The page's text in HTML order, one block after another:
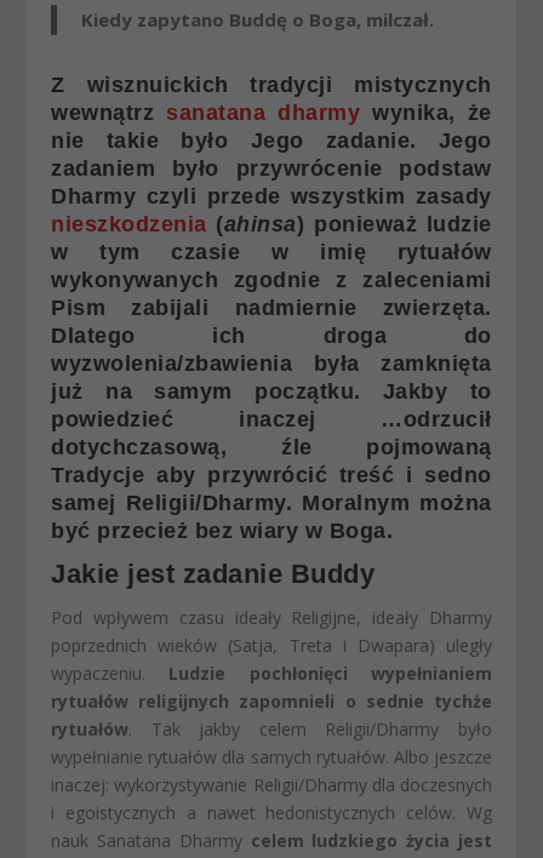
Kiedy zapytano Buddę o Boga, milczał.
Z wisznuickich tradycji mistycznych
wewnątrz sanatana dharmy wynika, że
nie takie było Jego zadanie. Jego
zadaniem było przywrócenie podstaw
Dharmy czyli przede wszystkim zasady
nieszkodzenia (ahinsa) ponieważ ludzie
w tym czasie w imię rytuałów
wykonywanych zgodnie z zaleceniami
Pism zabijali nadmiernie zwierzęta.
Dlatego ich droga do
wyzwolenia/zbawienia była zamknięta
już na samym początku. Jakby to
powiedzieć inaczej …odrzucił
dotychczasową, źle pojmowaną
Tradycje aby przywrócić treść i sedno
samej Religii/Dharmy. Moralnym można
być przecież bez wiary w Boga.
Jakie jest zadanie Buddy
Pod wpływem czasu ideały Religijne, ideały Dharmy
poprzednich wieków (Satja, Treta i Dwapara) uległy
wypaczeniu. Ludzie pochłonięci wypełnianiem
rytuałów religijnych zapomnieli o sednie tychże
rytuałów. Tak jakby celem Religii/Dharmy było
wypełnianie rytuałów dla samych rytuałów. Albo jeszcze
inaczej: wykorzystywanie Religii/Dharmy dla doczesnych
i egoistycznych a nawet hedonistycznych celów. Wg
nauk Sanatana Dharmy celem ludzkiego życia jest